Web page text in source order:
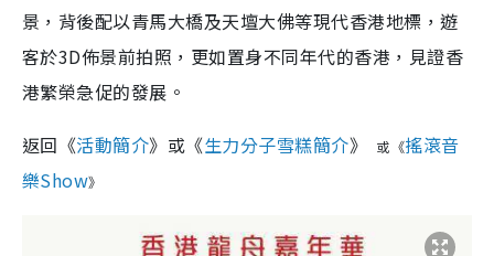
景，背後配以青馬大橋及天壇大佛等現代香港地標，遊
客於3D佈景前拍照，更如置身不同年代的香港，見證香
港繁榮急促的發展。
返回《活動簡介》或《生力分子雪糕簡介》或 《搖滾音
樂Show》